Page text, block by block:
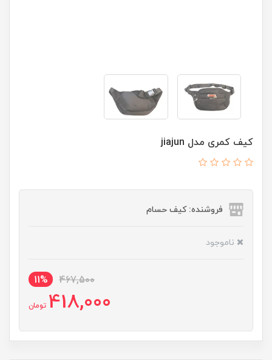
کیف کمری مدل jiajun
فروشنده: کیف حسام
ناموجود
467,500
11%
418,000 تومان